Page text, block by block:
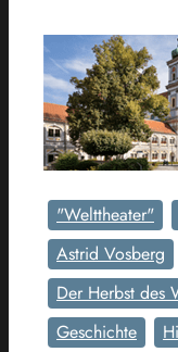
"Welttheater"
Astrid Vosberg
Der Herbst des
Geschichte